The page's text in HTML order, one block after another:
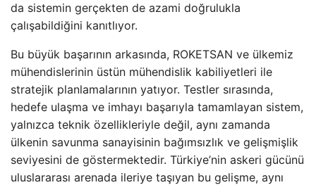
da sistemin gerçekten de azami doğrulukla
çalışabildiğini kanıtlıyor.
Bu büyük başarının arkasında, ROKETSAN ve ülkemiz
mühendislerinin üstün mühendislik kabiliyetleri ile
stratejik planlamalarının yatıyor. Testler sırasında,
hedefe ulaşma ve imhayı başarıyla tamamlayan sistem,
yalnızca teknik özellikleriyle değil, aynı zamanda
ülkenin savunma sanayisinin bağımsızlık ve gelişmişlik
seviyesini de göstermektedir. Türkiye’nin askeri gücünü
uluslararası arenada ileriye taşıyan bu gelişme, aynı